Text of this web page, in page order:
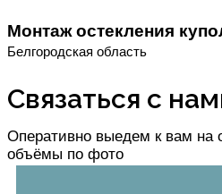
Монтаж остекления
Белгородская область
Связаться с
Оперативно выедем к вам на
объёмы по фото